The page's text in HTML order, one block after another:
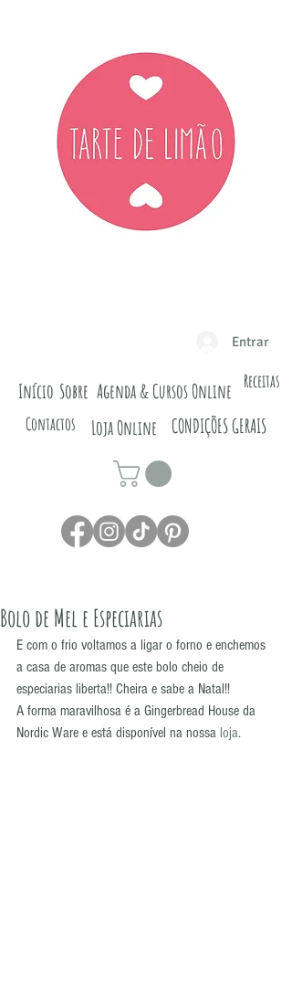
Entrar
Início Sobre Agenda & Cursos Online
Loja Online
CONDIÇÕES GERAIS
Receitas
Contactos
Bolo de Mel e Especiarias
E com o frio voltamos a ligar o forno e enchemos
a casa de aromas que este bolo cheio de
especiarias liberta!! Cheira e sabe a Natal!!
A forma maravilhosa é a Gingerbread House da
Nordic Ware e está disponível na nossa loja.